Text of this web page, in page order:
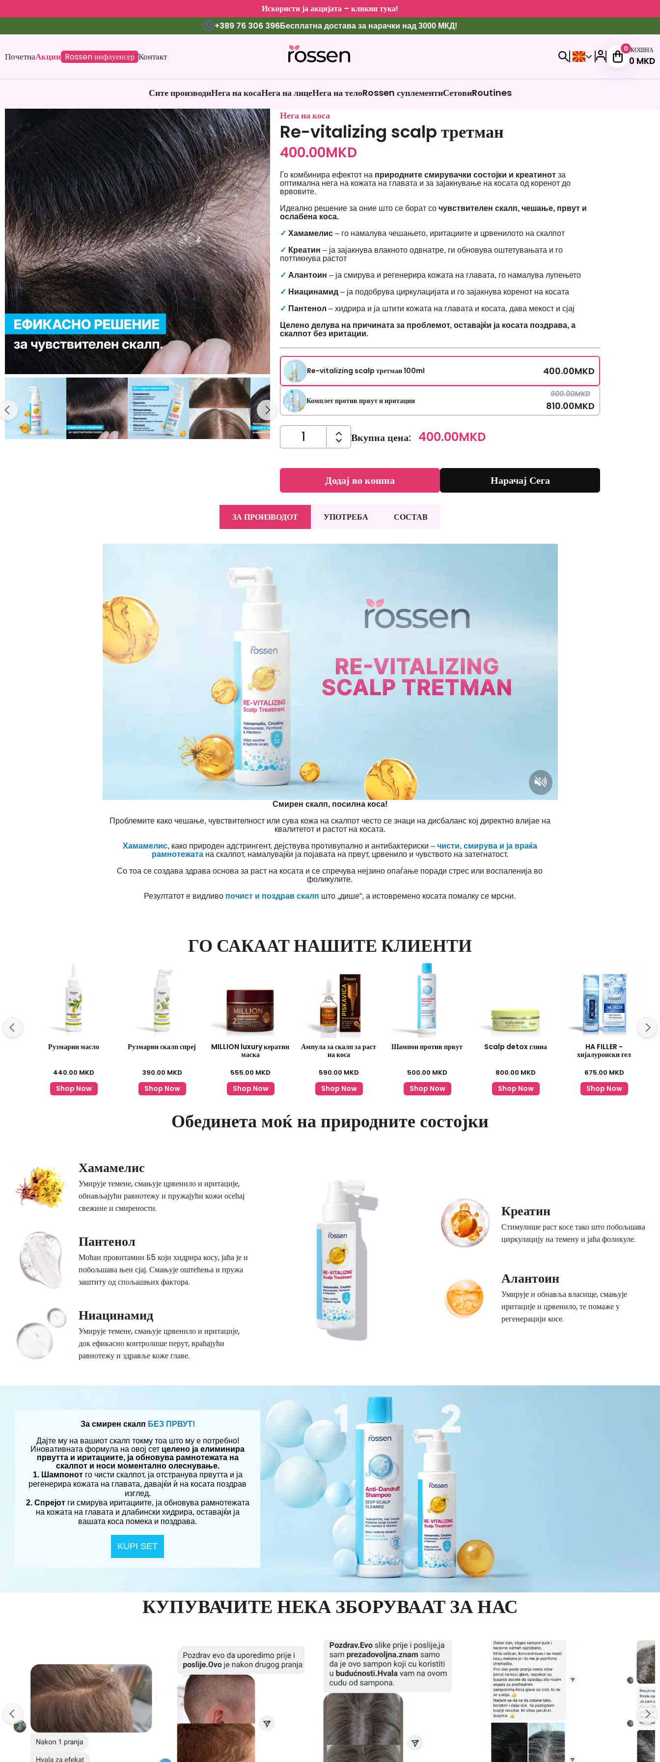
Искористи ја акцијата – кликни тука!
+389 76 306 396Бесплатна достава за нарачки над 3000 МКД!
ПочетнаАкции Rossen инфлуенсер Контакт
0 КОШНА
0 MKD
Сите производиНега на косаНега на лицеНега на телоRossen суплементиСетовиRoutines
Нега на коса
Re-vitalizing scalp третман
400.00MKD
Го комбинира ефектот на природните смирувачки состојки и креатинот за
оптимална нега на кожата на главата и за зајакнување на косата од коренот до
врвовите.
Идеално решение за оние што се борат со чувствителен скалп, чешање, првут и
ослабена коса.
✓ Хамамелис – го намалува чешањето, иритациите и црвенилото на скалпот
✓ Креатин – ја зајакнува влакното одвнатре, ги обновува оштетувањата и го
поттикнува растот
✓ Алантоин – ја смирува и регенерира кожата на главата, го намалува лупењето
✓ Ниацинамид – ја подобрува циркулацијата и го зајакнува коренот на косата
✓ Пантенол – хидрира и ја штити кожата на главата и косата, дава мекост и сјај
Целено делува на причината за проблемот, оставајќи ја косата поздравa, а
скалпот без иритации.
Re-vitalizing scalp третман 100ml 400.00MKD
Комплет против првут и иритации
900.00MKD
810.00MKD
Вкупна цена: 400.00MKD
Нарачај Сега
Додај во кошна
ЗА ПРОИЗВОДОТ УПОТРЕБА СОСТАВ
Смирен скалп, посилна коса!
Проблемите како чешање, чувствителност или сува кожа на скалпот често се знаци на дисбаланс кој директно влијае на
квалитетот и растот на косата.
Хамамелис, како природен адстрингент, дејствува противупално и антибактериски –чисти, смирува и ја враќа
рамнотежата на скалпот, намалувајќи ја појавата на првут, црвенило и чувството на затегнатост.
Со тоа се создава здрава основа за раст на косата и се спречува нејзино опаѓање поради стрес или воспаленија во
фоликулите.
Резултатот е видливо почист и поздрав скалп што „дише“, а истовремено косата помалку се мрсни.
ГО САКААТ НАШИТЕ КЛИЕНТИ
Рузмарин масло
440.00 MKD
Shop Now
Рузмарин скалп спреј
390.00 MKD
Shop Now
MILLION luxury кератин
маска
555.00 MKD
Shop Now
Ампула за скалп за раст
на коса
590.00 MKD
Shop Now
Шампон против првут
500.00 MKD
Shop Now
Scalp detox глина
800.00 MKD
Shop Now
HA FILLER -
хијалуронски гел
675.00 MKD
Shop Now
Обединета моќ на природните состојки
Хамамелис
Умирује темене, смањује црвенило и иритације,
обнављајући равнотежу и пружајући кожи осећај
свежине и смирености.
Пантенол
Моћан провитамин Б5 који хидрира косу, јаћа је и
побољшава њен сјај. Смањује оштећења и пружа
заштиту од спољашњих фактора.
Ниацинамид
Умирује темене, смањује црвенило и иритације,
док ефикасно контролише перут, враћајући
равнотежу и здравље коже главе.
Креатин
Стимулише раст косе тако што побољшава
циркулацију на темену и јаћа фоликуле.
Алантоин
Умирује и обнавља власище, смањује
иритације и црвенило, те помаже у
регенерацији косе.
За смирен скалп БЕЗ ПРВУТ!
Дајте му на вашиот скалп токму тоа што му е потребно!
Иновативната формула на овој сет целено ја елиминира
првутта и иритациите, ја обновува рамнотежата на
скалпот и носи моментално олеснување.
1. Шампонотго чисти скалпот, ја отстранува првутта и ја
регенерира кожата на главата, давајќи ѝ на косата поздрав
изглед.
2. Спрејотги смирува иритациите, ја обновува рамнотежата
на кожата на главата и длабински хидрира, оставајќи ја
вашата коса помека и поздравa.
KUPI SET
КУПУВАЧИТЕ НЕКА ЗБОРУВААТ ЗА НАС